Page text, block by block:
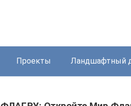
Проекты Ландшафтный